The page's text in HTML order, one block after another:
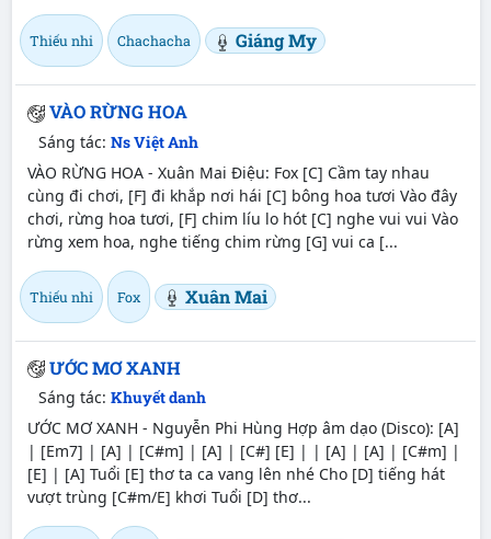
Thiếu nhi Chachacha Giáng My
VÀO RỪNG HOA
Sáng tác: Ns Việt Anh
VÀO RỪNG HOA - Xuân Mai Điệu: Fox [C] Cầm tay nhau
cùng đi chơi, [F] đi khắp nơi hái [C] bông hoa tươi Vào đây
chơi, rừng hoa tươi, [F] chim líu lo hót [C] nghe vui vui Vào
rừng xem hoa, nghe tiếng chim rừng [G] vui ca [...
Thiếu nhi Fox Xuân Mai
ƯỚC MƠ XANH
Sáng tác: Khuyết danh
ƯỚC MƠ XANH - Nguyễn Phi Hùng Hợp âm dạo (Disco): [A]
| [Em7] | [A] | [C#m] | [A] | [C#] [E] | | [A] | [A] | [C#m] |
[E] | [A] Tuổi [E] thơ ta ca vang lên nhé Cho [D] tiếng hát
vượt trùng [C#m/E] khơi Tuổi [D] thơ...